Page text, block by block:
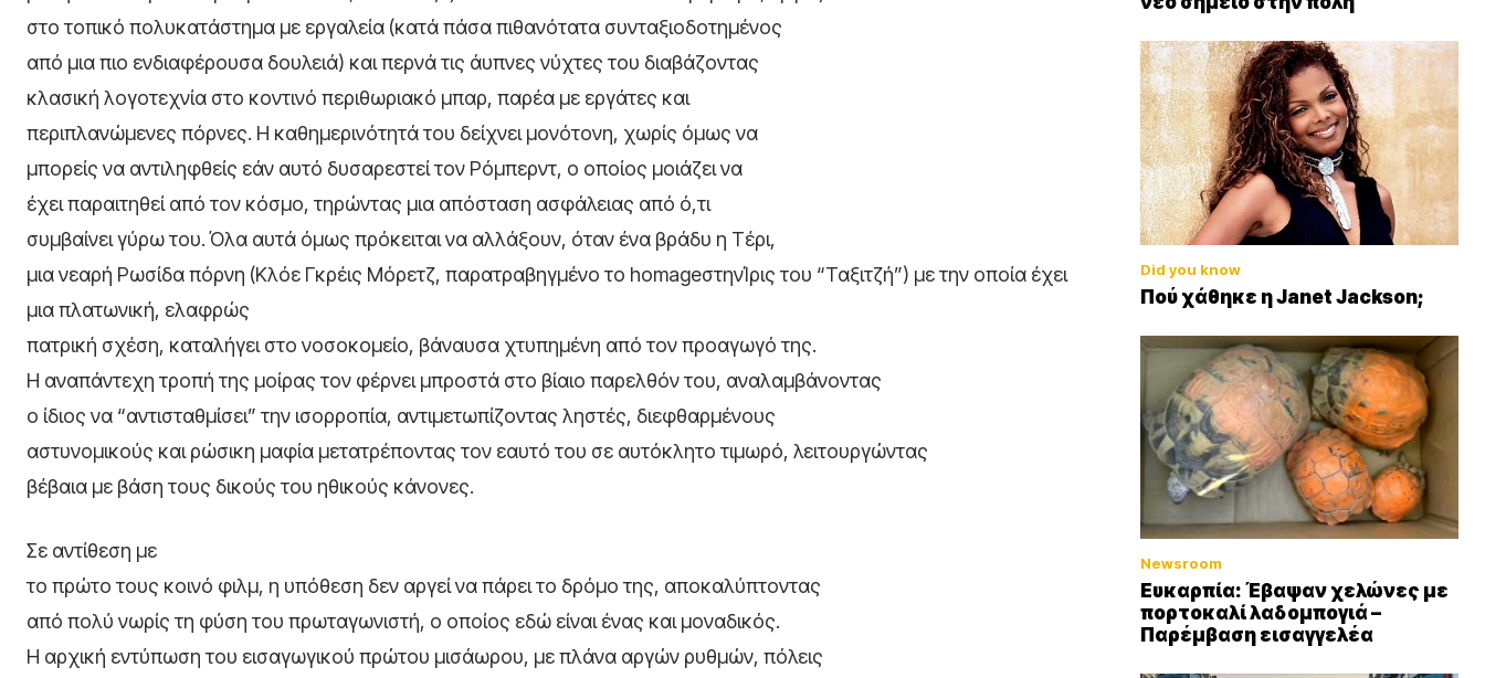
στο τοπικό πολυκατάστημα με εργαλεία (κατά πάσα πιθανότατα συνταξιοδοτημένος
από μια πιο ενδιαφέρουσα δουλειά) και περνά τις άυπνες νύχτες του διαβάζοντας
κλασική λογοτεχνία στο κοντινό περιθωριακό μπαρ, παρέα με εργάτες και
περιπλανώμενες πόρνες. Η καθημερινότητά του δείχνει μονότονη, χωρίς όμως να
μπορείς να αντιληφθείς εάν αυτό δυσαρεστεί τον Ρόμπερντ, ο οποίος μοιάζει να
έχει παραιτηθεί από τον κόσμο, τηρώντας μια απόσταση ασφάλειας από ό,τι
συμβαίνει γύρω του. Όλα αυτά όμως πρόκειται να αλλάξουν, όταν ένα βράδυ η Τέρι,
μια νεαρή Ρωσίδα πόρνη (Κλόε Γκρέις Μόρετζ, παρατραβηγμένο το homageστηνΊρις του “Ταξιτζή”) με την οποία έχει
μια πλατωνική, ελαφρώς
πατρική σχέση, καταλήγει στο νοσοκομείο, βάναυσα χτυπημένη από τον προαγωγό της.
Η αναπάντεχη τροπή της μοίρας τον φέρνει μπροστά στο βίαιο παρελθόν του, αναλαμβάνοντας
ο ίδιος να “αντισταθμίσει” την ισορροπία, αντιμετωπίζοντας ληστές, διεφθαρμένους
αστυνομικούς και ρώσικη μαφία μετατρέποντας τον εαυτό του σε αυτόκλητο τιμωρό, λειτουργώντας
βέβαια με βάση τους δικούς του ηθικούς κάνονες.
Σε αντίθεση με
το πρώτο τους κοινό φιλμ, η υπόθεση δεν αργεί να πάρει το δρόμο της, αποκαλύπτοντας
από πολύ νωρίς τη φύση του πρωταγωνιστή, ο οποίος εδώ είναι ένας και μοναδικός.
Η αρχική εντύπωση του εισαγωγικού πρώτου μισάωρου, με πλάνα αργών ρυθμών, πόλεις
Did you know
Πού χάθηκε η Janet Jackson;
Newsroom
Ευκαρπία: Έβαψαν χελώνες με
πορτοκαλί λαδομπογιά –
Παρέμβαση εισαγγελέα